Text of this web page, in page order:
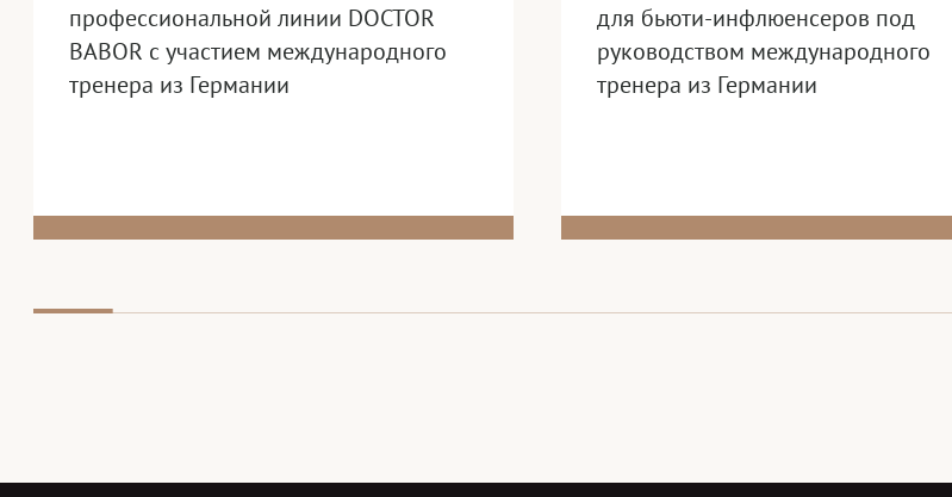
профессиональной линии DOCTOR
BABOR с участием международного
тренера из Германии
для бьюти-инфлюенсеров под
руководством международного
тренера из Германии